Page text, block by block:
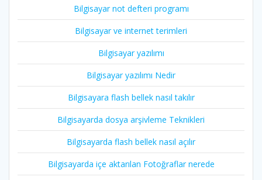
Bilgisayar not defteri programı
Bilgisayar ve internet terimleri
Bilgisayar yazılımı
Bilgisayar yazılımı Nedir
Bilgisayara flash bellek nasıl takılır
Bilgisayarda dosya arşivleme Teknikleri
Bilgisayarda flash bellek nasıl açılır
Bilgisayarda içe aktarılan Fotoğraflar nerede